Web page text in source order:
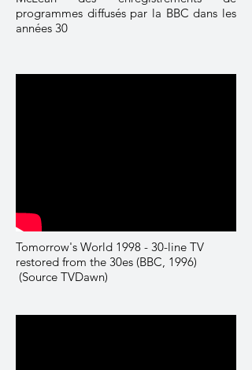
programmes diffusés par la BBC dans les
années 30
Tomorrow's World 1998 - 30-line TV
restored from the 30es (BBC, 1996)
(Source TVDawn)